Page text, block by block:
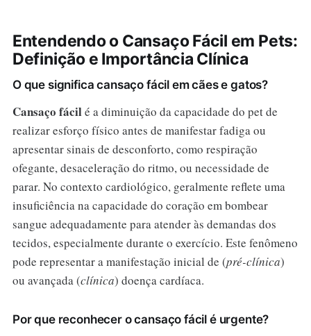
Entendendo o Cansaço Fácil em Pets:
Definição e Importância Clínica
O que significa cansaço fácil em cães e gatos?
Cansaço fácilé a diminuição da capacidade do pet de
realizar esforço físico antes de manifestar fadiga ou
apresentar sinais de desconforto, como respiração
ofegante, desaceleração do ritmo, ou necessidade de
parar. No contexto cardiológico, geralmente reflete uma
insuficiência na capacidade do coração em bombear
sangue adequadamente para atender às demandas dos
tecidos, especialmente durante o exercício. Este fenômeno
pode representar a manifestação inicial de (pré-clínica)
ou avançada (clínica) doença cardíaca.
Por que reconhecer o cansaço fácil é urgente?